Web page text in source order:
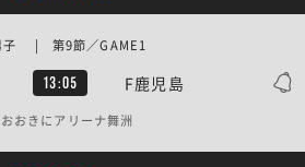
13:05 F鹿児島
子 | 第9節／GAME1
おおきにアリーナ舞洲